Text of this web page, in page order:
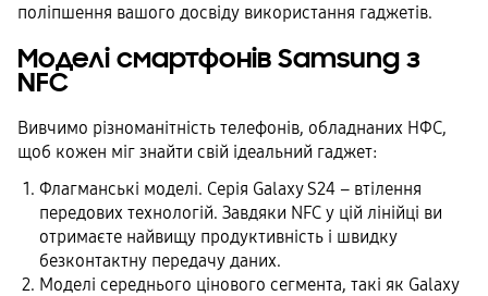
поліпшення вашого досвіду використання гаджетів.
Моделі смартфонів Samsung з
NFC
Вивчимо різноманітність телефонів, обладнаних НФС,
щоб кожен міг знайти свій ідеальний гаджет:
Флагманські моделі. Серія Galaxy S24 – втілення
передових технологій. Завдяки NFC у цій лінійці ви
отримаєте найвищу продуктивність і швидку
безконтактну передачу даних.
Моделі середнього цінового сегмента, такі як Galaxy